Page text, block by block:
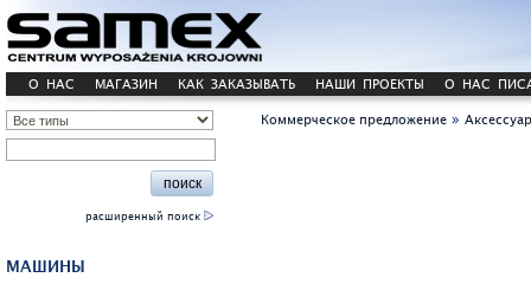
О НАС МАГАЗИН КАК ЗАКАЗЫВАТЬ НАШИ ПРОЕКТЫ О НАС
расширенный поиск
МАШИНЫ
Коммерческое предложение »